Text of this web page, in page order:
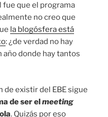
fue que el programa
no creo que
la blogósfera está
: ¿de verdad no hay
año donde hay tantos
de existir del EBE sigue
de ser elmeeting
. Quizás por eso